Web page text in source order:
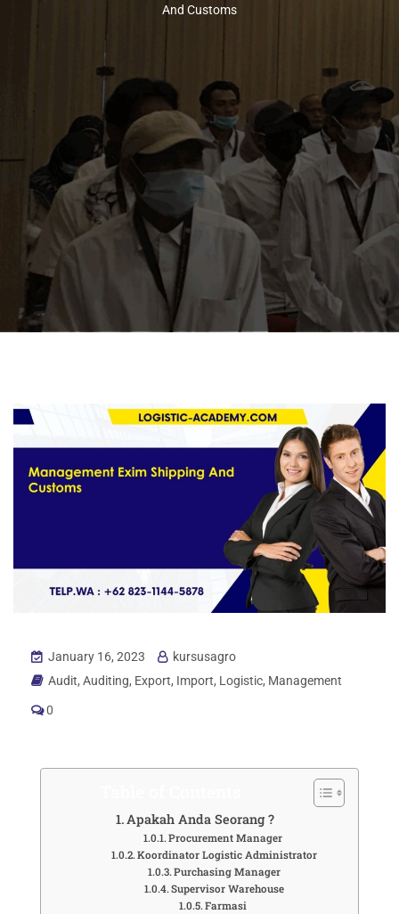
And Customs
January 16, 2023
kursusagro
Audit, Auditing, Export, Import, Logistic, Management
0
Apakah Anda Seorang ?
Procurement Manager
Koordinator Logistic Administrator
Purchasing Manager
Supervisor Warehouse
Farmasi